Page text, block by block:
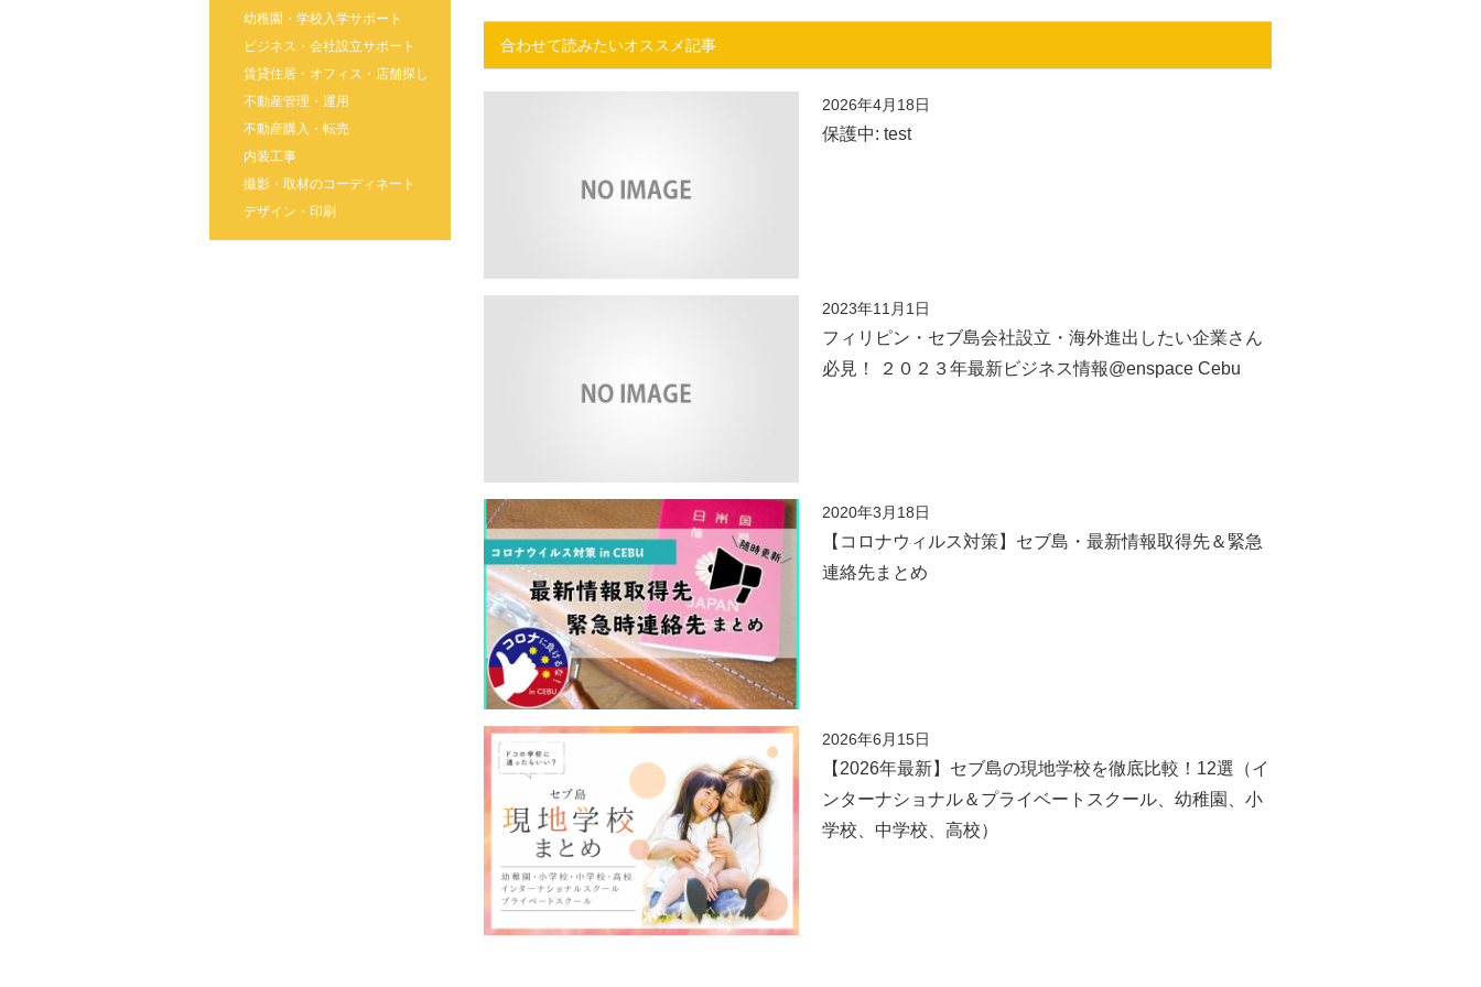
合わせて読みたいオススメ記事
2026年4月18日
保護中: test
2023年11月1日
フィリピン・セブ島会社設立・海外進出したい企業さん
必見！ ２０２３年最新ビジネス情報@enspace Cebu
2020年3月18日
【コロナウィルス対策】セブ島・最新情報取得先＆緊急
連絡先まとめ
2026年6月15日
【2026年最新】セブ島の現地学校を徹底比較！12選（イ
ンターナショナル＆プライベートスクール、幼稚園、小
学校、中学校、高校）
幼稚園・学校入学サポート
ビジネス・会社設立サポート
賃貸住居・オフィス・店舗探し
不動産管理・運用
不動産購入・転売
内装工事
撮影・取材のコーディネート
デザイン・印刷